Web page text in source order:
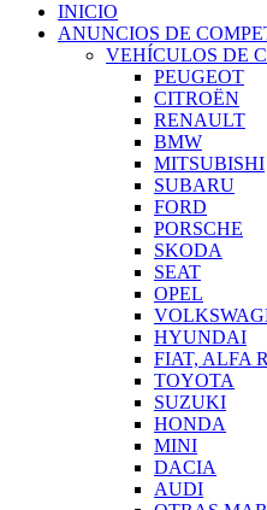
INICIO
ANUNCIOS DE
VEHÍCULOS DE
PEUGEOT
CITROËN
RENAULT
BMW
MITSUBISHI
SUBARU
FORD
PORSCHE
SKODA
SEAT
OPEL
HYUNDAI
FIAT, ALFA
TOYOTA
SUZUKI
HONDA
MINI
DACIA
AUDI